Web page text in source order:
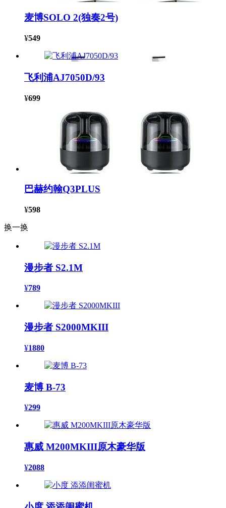
麦博SOLO 2(独奏2号)
¥549
飞利浦AJ7050D/93
¥699
巴赫约翰Q3PLUS
¥598
换一换
漫步者 S2.1M
¥789
漫步者 S2000MKIII
¥1880
麦博 B-73
¥299
惠威 M200MKIII原木豪华版
¥2088